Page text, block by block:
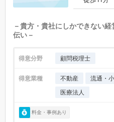
－貴方・貴社にしかできない
伝い－
得意分野 顧問税理士
得意業種 不動産 流通・
医療法人
料金・事例あり